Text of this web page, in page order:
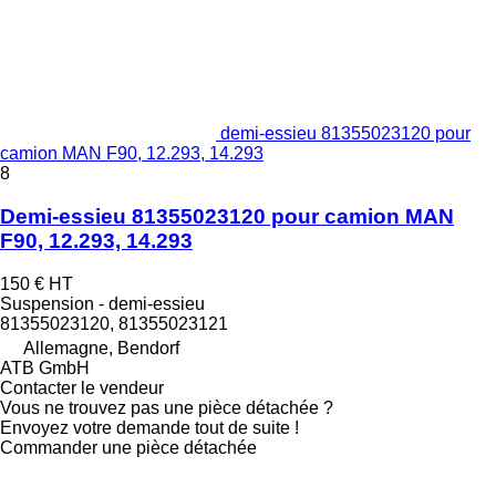
demi-essieu 81355023120 pour
camion MAN F90, 12.293, 14.293
8
Demi-essieu 81355023120 pour camion MAN
F90, 12.293, 14.293
150 € HT
Suspension - demi-essieu
81355023120, 81355023121
Allemagne, Bendorf
ATB GmbH
Contacter le vendeur
Vous ne trouvez pas une pièce détachée ?
Envoyez votre demande tout de suite !
Commander une pièce détachée